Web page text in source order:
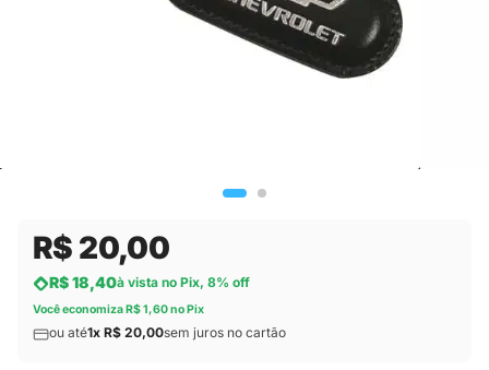
R$ 20,00
R$ 18,40à vista no Pix, 8% off
Você economiza R$ 1,60 no Pix
ou até1x R$ 20,00sem juros no cartão